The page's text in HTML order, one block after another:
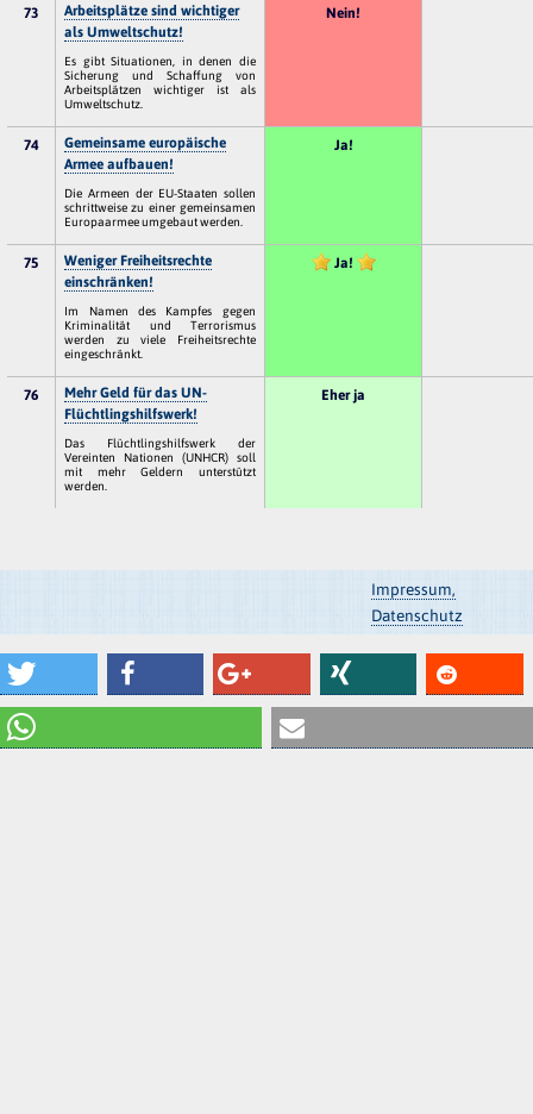
73
Arbeitsplätze sind wichtiger
als Umweltschutz!
Es gibt Situationen, in denen die
Sicherung und Schaffung von
Arbeitsplätzen wichtiger ist als
Umweltschutz.
Nein!
74
Gemeinsame europäische
Armee aufbauen!
Die Armeen der EU-Staaten sollen
schrittweise zu einer gemeinsamen
Europaarmee umgebaut werden.
Ja!
75
Weniger Freiheitsrechte
einschränken!
Im Namen des Kampfes gegen
Kriminalität und Terrorismus
werden zu viele Freiheitsrechte
eingeschränkt.
Ja!
76
Mehr Geld für das UN-
Flüchtlingshilfswerk!
Das Flüchtlingshilfswerk der
Vereinten Nationen (UNHCR) soll
mit mehr Geldern unterstützt
werden.
Eher ja
Impressum,
Datenschutz